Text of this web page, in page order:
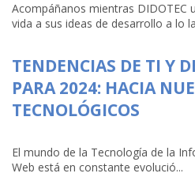
Acompáñanos mientras DIDOTEC
vida a sus ideas de desarrollo a lo
TENDENCIAS DE TI Y
PARA 2024: HACIA
TECNOLÓGICOS
El mundo de la Tecnología de la
Web está en constante evolució...